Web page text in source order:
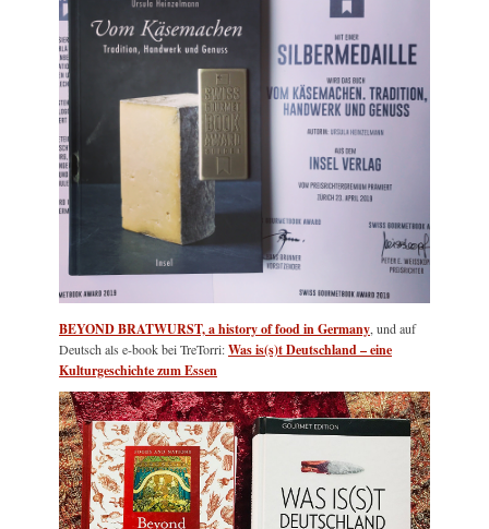
BEYOND BRATWURST, a history of food in Germany, und auf
Deutsch als e-book bei TreTorri:Was is(s)t Deutschland – eine
Kulturgeschichte zum Essen